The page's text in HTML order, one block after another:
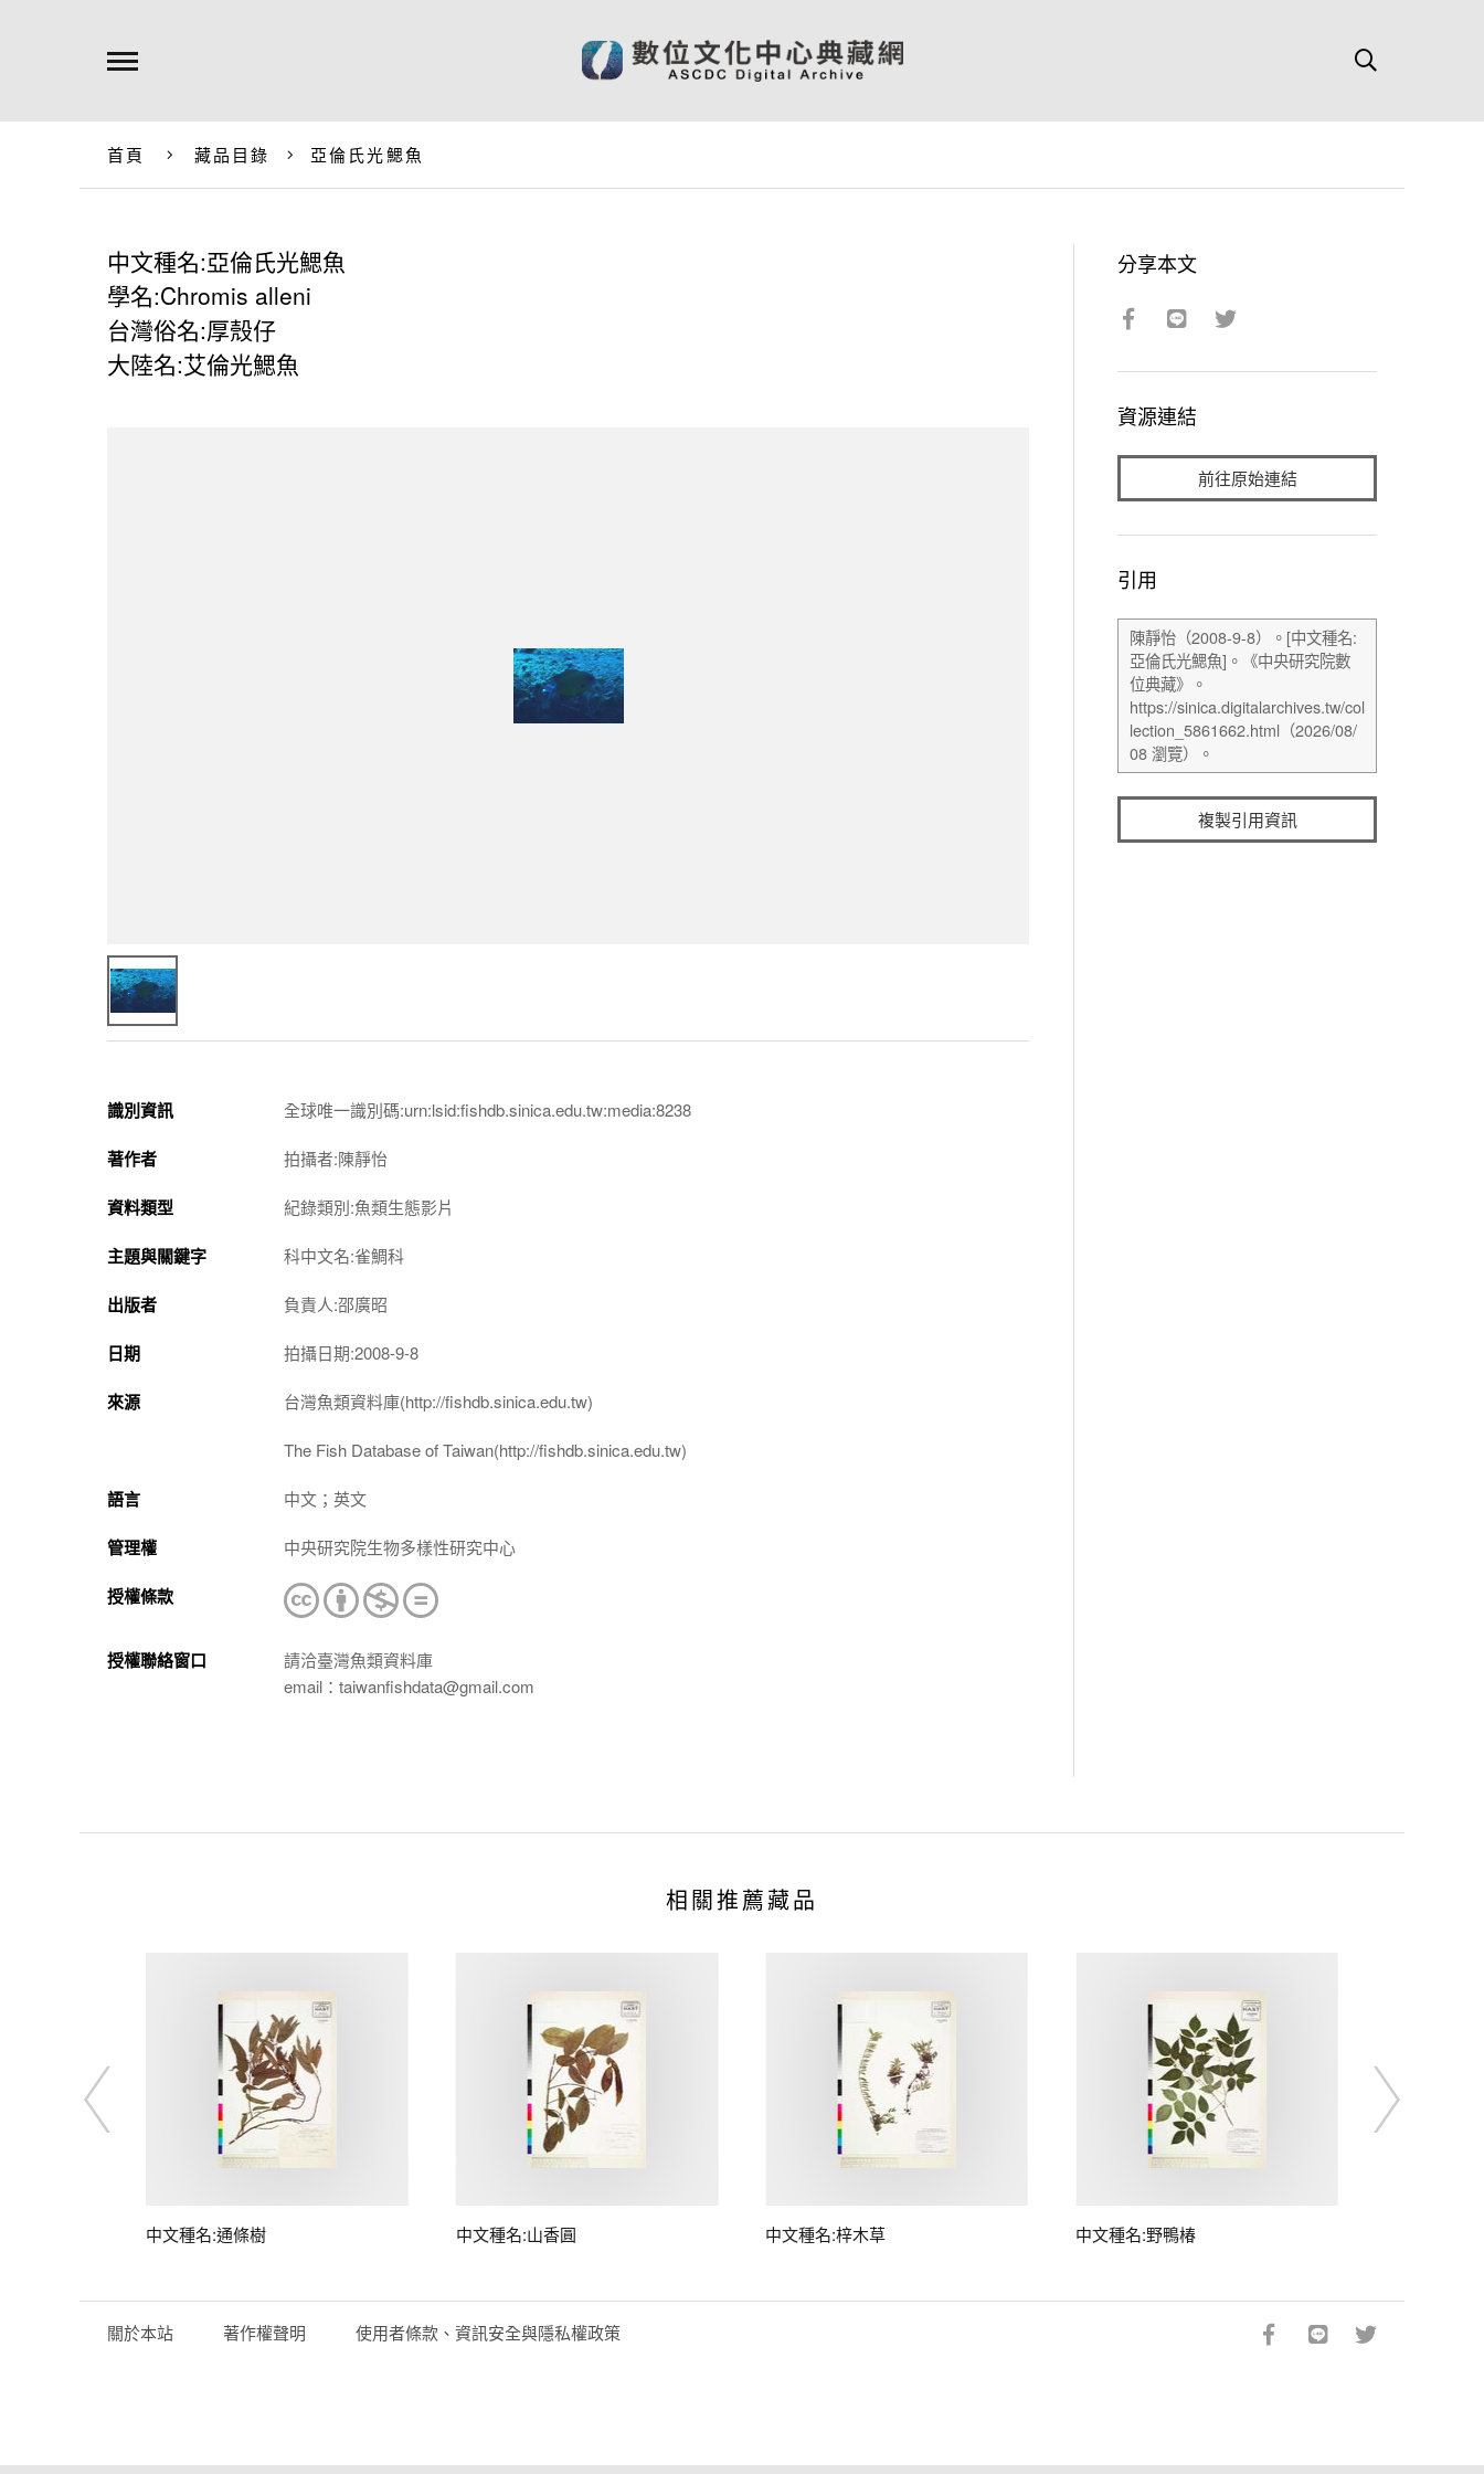
首頁 藏品目錄 亞倫氏光鰓魚
中文種名:亞倫氏光鰓魚
學名:Chromis alleni
台灣俗名:厚殼仔
大陸名:艾倫光鰓魚
識別資訊 全球唯一識別碼:urn:lsid:fishdb.sinica.edu.tw:media:8238
著作者 拍攝者:陳靜怡
資料類型 紀錄類別:魚類生態影片
主題與關鍵字 科中文名:雀鯛科
出版者 負責人:邵廣昭
日期 拍攝日期:2008-9-8
來源 台灣魚類資料庫(http://fishdb.sinica.edu.tw)
The Fish Database of Taiwan(http://fishdb.sinica.edu.tw)
語言 中文；英文
管理權 中央研究院生物多樣性研究中心
授權條款
授權聯絡窗口
請洽臺灣魚類資料庫
email：taiwanfishdata@gmail.com
分享本文
資源連結
前往原始連結
引用
複製引用資訊
相關推薦藏品
中文種名:通條樹 中文種名:山香圓 中文種名:梓木草 中文種名:野鴨椿
關於本站 著作權聲明 使用者條款、資訊安全與隱私權政策